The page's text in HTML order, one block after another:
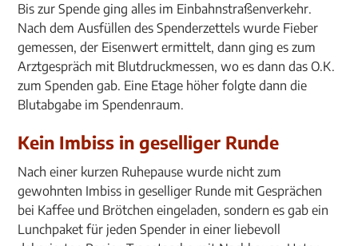
Bis zur Spende ging alles im Einbahnstraßenverkehr.
Nach dem Ausfüllen des Spenderzettels wurde Fieber
gemessen, der Eisenwert ermittelt, dann ging es zum
Arztgespräch mit Blutdruckmessen, wo es dann das O.K.
zum Spenden gab. Eine Etage höher folgte dann die
Blutabgabe im Spendenraum.
Kein Imbiss in geselliger Runde
Nach einer kurzen Ruhepause wurde nicht zum
gewohnten Imbiss in geselliger Runde mit Gesprächen
bei Kaffee und Brötchen eingeladen, sondern es gab ein
Lunchpaket für jeden Spender in einer liebevoll